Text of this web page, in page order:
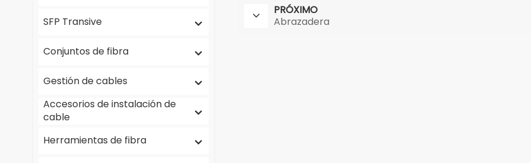
SFP Transive
Conjuntos de fibra
Gestión de cables
Accesorios de instalación de
cable
Herramientas de fibra
PRÓXIMO
Abrazadera